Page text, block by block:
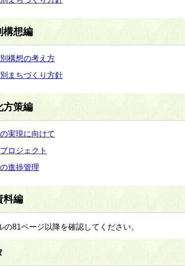
想編
構想の考え方
まちづくり方針
策編
実現に向けて
ロジェクト
進捗管理
編
の81ページ以降を確認してください。